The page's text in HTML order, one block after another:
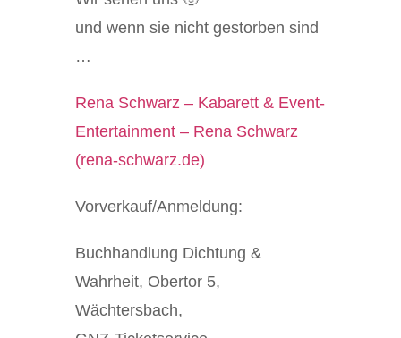
und wenn sie nicht gestorben sind
…
Rena Schwarz – Kabarett & Event-
Entertainment – Rena Schwarz
(rena-schwarz.de)
Vorverkauf/Anmeldung:
Buchhandlung Dichtung &
Wahrheit, Obertor 5,
Wächtersbach,